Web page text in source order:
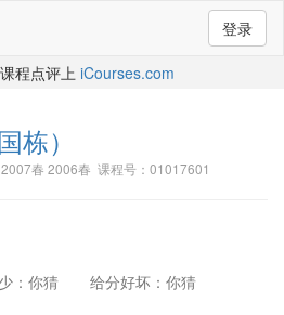
登录
程点评上 iCourses.com
栋）
春 2006春 课程号：01017601
：你猜
给分好坏：你猜